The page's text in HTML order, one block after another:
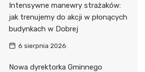
Intensywne manewry strażaków:
jak trenujemy do akcji w płonących
budynkach w Dobrej
6 sierpnia 2026
Nowa dyrektorka Gminnego